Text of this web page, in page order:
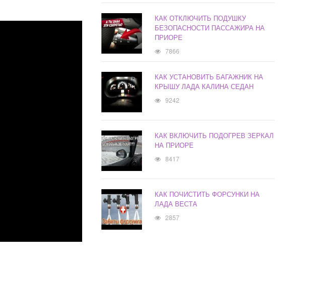
КАК ОТКЛЮЧИТЬ ПОДУШКУ
БЕЗОПАСНОСТИ ПАССАЖИРА НА
ПРИОРЕ
7866
КАК УСТАНОВИТЬ БАГАЖНИК НА
КРЫШУ ЛАДА КАЛИНА СЕДАН
9242
КАК ВКЛЮЧИТЬ ПОДОГРЕВ ЗЕРКАЛ
НА ПРИОРЕ
8417
КАК ПОЧИСТИТЬ ФОРСУНКИ НА
ЛАДА ВЕСТА
2857